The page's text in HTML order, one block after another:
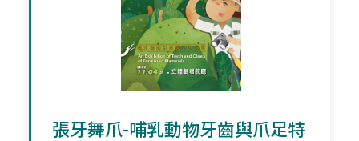
張牙舞爪-哺乳動物牙齒與爪足特